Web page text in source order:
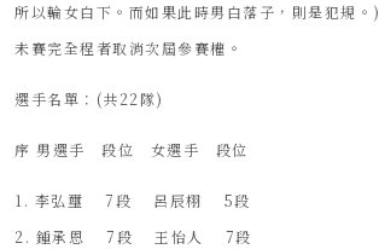
所以輪女白下。而如果此時男白落子，則是犯規。)
未賽完全程者取消次屆參賽權。
選手名單：(共22隊)
序 男選手 段位 女選手 段位
1. 李弘璽 7段 呂辰栩 5段
2. 鍾承恩 7段 王怡人 7段